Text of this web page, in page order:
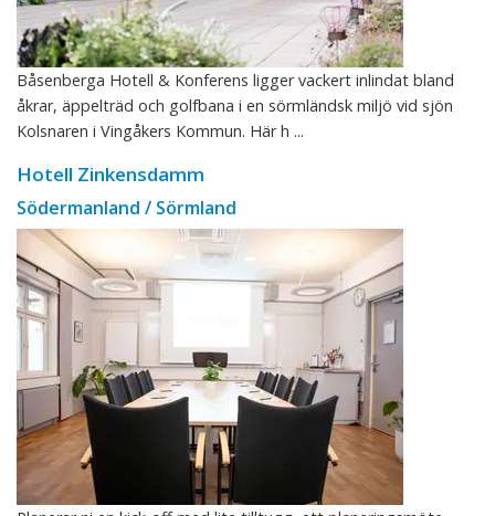
Båsenberga Hotell & Konferens ligger vackert inlindat bland
åkrar, äppelträd och golfbana i en sörmländsk miljö vid sjön
Kolsnaren i Vingåkers Kommun. Här h ...
Hotell Zinkensdamm
Södermanland / Sörmland